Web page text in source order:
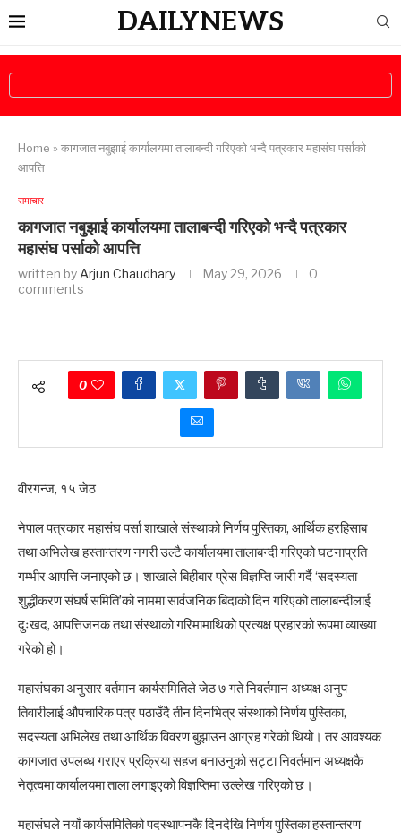
DAILYNEWS
Home » कागजात नबुझाई कार्यालयमा तालाबन्दी गरिएको भन्दै पत्रकार महासंघ पर्साको
आपत्ति
समाचार
कागजात नबुझाई कार्यालयमा तालाबन्दी गरिएको भन्दै पत्रकार
महासंघ पर्साको आपत्ति
written by Arjun Chaudhary May 29, 2026
0
comments
0
वीरगन्ज, १५ जेठ
नेपाल पत्रकार महासंघ पर्सा शाखाले संस्थाको निर्णय पुस्तिका, आर्थिक हरहिसाब
तथा अभिलेख हस्तान्तरण नगरी उल्टै कार्यालयमा तालाबन्दी गरिएको घटनाप्रति
गम्भीर आपत्ति जनाएको छ। शाखाले बिहीबार प्रेस विज्ञप्ति जारी गर्दै ‘सदस्यता
शुद्धीकरण संघर्ष समिति’को नाममा सार्वजनिक बिदाको दिन गरिएको तालाबन्दीलाई
दुःखद, आपत्तिजनक तथा संस्थाको गरिमामाथिको प्रत्यक्ष प्रहारको रूपमा व्याख्या
गरेको हो।
महासंघका अनुसार वर्तमान कार्यसमितिले जेठ ७ गते निवर्तमान अध्यक्ष अनुप
तिवारीलाई औपचारिक पत्र पठाउँदै तीन दिनभित्र संस्थाको निर्णय पुस्तिका,
सदस्यता अभिलेख तथा आर्थिक विवरण बुझाउन आग्रह गरेको थियो। तर आवश्यक
कागजात उपलब्ध गराएर प्रक्रिया सहज बनाउनुको सट्टा निवर्तमान अध्यक्षकै
नेतृत्वमा कार्यालयमा ताला लगाइएको विज्ञप्तिमा उल्लेख गरिएको छ।
महासंघले नयाँ कार्यसमितिको पदस्थापनकै दिनदेखि निर्णय पुस्तिका हस्तान्तरण